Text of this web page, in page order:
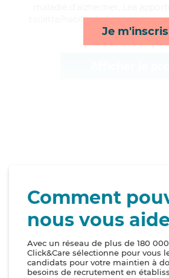
Je m'inscris
toilette/habillage, activités,
Comment
nous vous
Avec un réseau de plus de 180
Click&Care sélectionne pour vous
candidats pour votre maintien à
besoins de recrutement en